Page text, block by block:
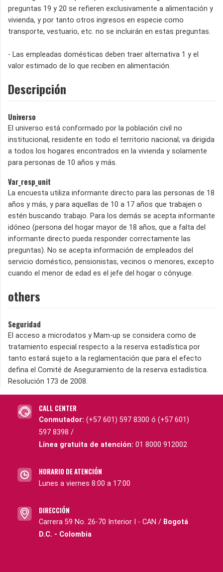
preguntas 19 y 20 se refieren exclusivamente a alimentación y
vivienda, y por tanto otros ingresos en especie como
transporte, vestuario, etc. no se incluirán en estas preguntas.
- Las empleadas domésticas deben traer alternativa 1 y el
valor estimado de lo que reciben en alimentación.
Descripción
Universo
El universo está conformado por la población civil no
institucional, residente en todo el territorio nacional; va dirigida
a todos los hogares encontrados en la vivienda y solamente
para personas de 10 años y más.
Var_resp_unit
La encuesta utiliza informante directo para las personas de 18
años y más, y para aquellas de 10 a 17 años que trabajen o
estén buscando trabajo. Para los demás se acepta informante
idóneo (persona del hogar mayor de 18 años, que a falta del
informante directo pueda responder correctamente las
preguntas). No se acepta información de empleados del
servicio doméstico, pensionistas, vecinos o menores, excepto
cuando el menor de edad es el jefe del hogar o cónyuge.
others
Seguridad
El acceso a microdatos y Mam-up se considera como de
tratamiento especial respecto a la reserva estadística por
tanto estará sujeto a la reglamentación que para el efecto
defina el Comité de Aseguramiento de la reserva estadística.
Resolución 173 de 2008.
CALL CENTER
Conmutador: (+57 601) 597 8300 ó (+57 601)
597 8398 /
Línea gratuita de atención: 01 8000 912002
HORARIO DE ATENCIÓN
Lunes a viernes 8:00 a 17:00
DIRECCIÓN
Carrera 59 No. 26-70 Interior I - CAN / Bogotá
D.C. - Colombia